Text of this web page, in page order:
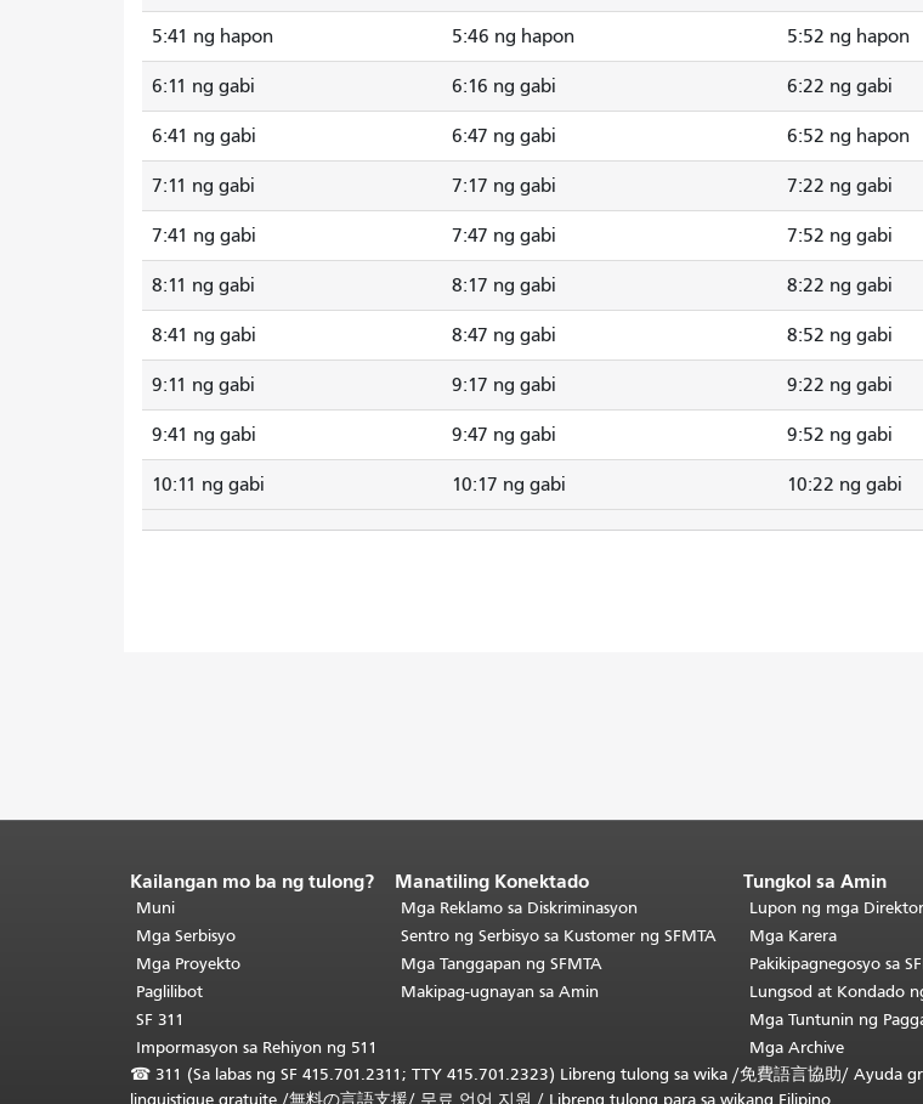
5:41 ng hapon 5:46 ng hapon 5:52 ng hapon
6:11 ng gabi 6:16 ng gabi 6:22 ng gabi
6:41 ng gabi 6:47 ng gabi 6:52 ng hapon
7:11 ng gabi 7:17 ng gabi 7:22 ng gabi
7:41 ng gabi 7:47 ng gabi 7:52 ng gabi
8:11 ng gabi 8:17 ng gabi 8:22 ng gabi
8:41 ng gabi 8:47 ng gabi 8:52 ng gabi
9:11 ng gabi 9:17 ng gabi 9:22 ng gabi
9:41 ng gabi 9:47 ng gabi 9:52 ng gabi
10:11 ng gabi 10:17 ng gabi 10:22 ng gabi
Katapusan
ng
nilalaman
ng
pahina.Ang
natitirang
pahinang
Kailangan mo ba ng tulong?
Muni
Mga Serbisyo
Mga Proyekto
Paglilibot
SF 311
Impormasyon sa Rehiyon ng 511
Manatiling Konektado
Mga Reklamo sa Diskriminasyon
Sentro ng Serbisyo sa Kustomer ng SFMTA
Mga Tanggapan ng SFMTA
Makipag-ugnayan sa Amin
Tungkol sa Amin
Lupon ng mga Direktor
Mga Karera
Pakikipagnegosyo sa
Lungsod at Kondado
Mga Tuntunin ng
Mga Archive
☎ 311 (Sa labas ng SF 415.701.2311; TTY 415.701.2323) Libreng tulong sa wika /免費語言協助/ Ayuda
linguistique gratuite /無料の言語支援/ 무료 언어 지원 / Libreng tulong para sa wikang Filipino